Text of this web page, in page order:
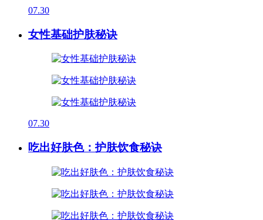
07.30
女性基础护肤秘诀
07.30
吃出好肤色：护肤饮食秘诀